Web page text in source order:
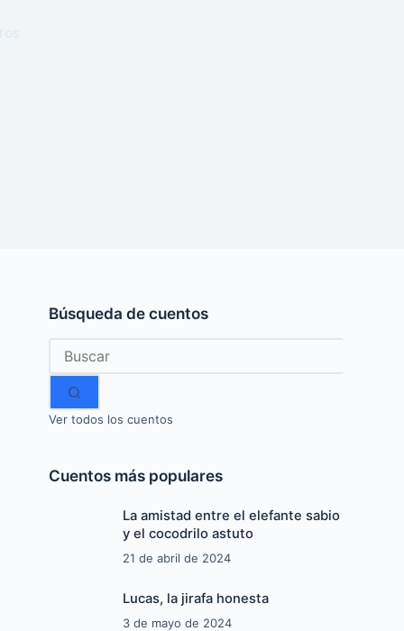
Búsqueda de cuentos
Sin
resultados
Ver todos los cuentos
Cuentos más populares
La amistad entre el elefante sabio
y el cocodrilo astuto
21 de abril de 2024
Lucas, la jirafa honesta
3 de mayo de 2024